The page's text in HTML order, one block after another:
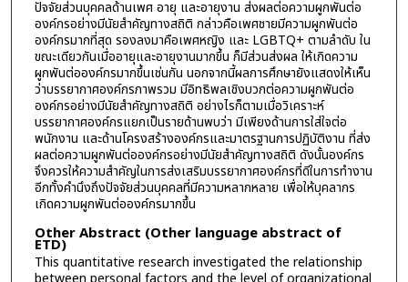
ปัจจัยส่วนบุคคลด้านเพศ อายุ และอายุงาน ส่งผลต่อความผูกพันต่อ
องค์กรอย่างมีนัยสำคัญทางสถิติ กล่าวคือเพศชายมีความผูกพันต่อ
องค์กรมากที่สุด รองลงมาคือเพศหญิง และ LGBTQ+ ตามลำดับ ใน
ขณะเดียวกันเมื่ออายุและอายุงานมากขึ้น ก็มีส่วนส่งผล ให้เกิดความ
ผูกพันต่อองค์กรมากขึ้นเช่นกัน นอกจากนี้ผลการศึกษายังแสดงให้เห็น
ว่าบรรยากาศองค์กรภาพรวม มีอิทธิพลเชิงบวกต่อความผูกพันต่อ
องค์กรอย่างมีนัยสำคัญทางสถิติ อย่างไรก็ตามเมื่อวิเคราะห์
บรรยากาศองค์กรแยกเป็นรายด้านพบว่า มีเพียงด้านการใส่ใจต่อ
พนักงาน และด้านโครงสร้างองค์กรและมาตรฐานการปฏิบัติงาน ที่ส่ง
ผลต่อความผูกพันต่อองค์กรอย่างมีนัยสำคัญทางสถิติ ดังนั้นองค์กร
จึงควรให้ความสำคัญในการส่งเสริมบรรยากาศองค์กรที่ดีในการทำงาน
อีกทั้งคำนึงถึงปัจจัยส่วนบุคคลที่มีความหลากหลาย เพื่อให้บุคลากร
เกิดความผูกพันต่อองค์กรมากขึ้น
Other Abstract (Other language abstract of
ETD)
This quantitative research investigated the relationship